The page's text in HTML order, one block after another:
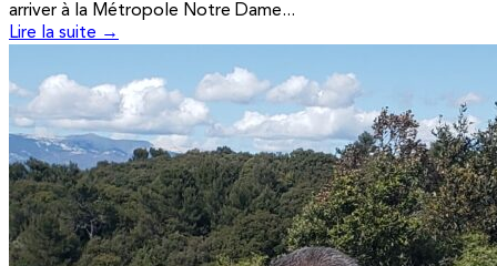
arriver à la Métropole Notre Dame...
Lire la suite →